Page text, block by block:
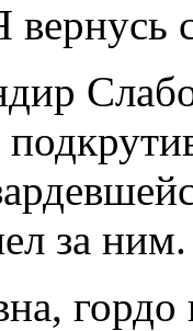
вернусь
за ним.